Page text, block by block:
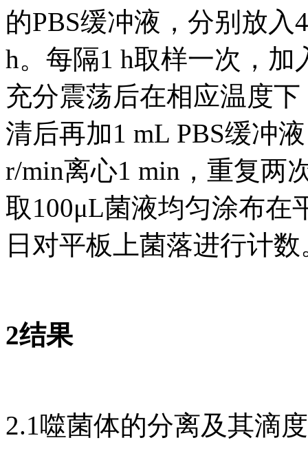
的PBS缓冲液，分别放
h。每隔1 h取样一次，加
充分震荡后在相应温度
清后再加1 mL PBS缓冲
r/min离心1 min，重复两
取100μL菌液均匀涂布
日对平板上菌落进行计
2结果
2.1噬菌体的分离及其滴